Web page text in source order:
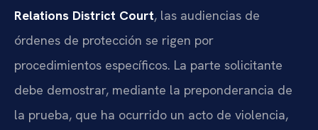
Relations District Court, las audiencias de
órdenes de protección se rigen por
procedimientos específicos. La parte solicitante
debe demostrar, mediante la preponderancia de
la prueba, que ha ocurrido un acto de violencia,